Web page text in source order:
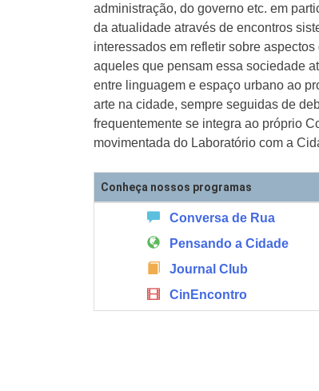
administração, do governo etc. em
da atualidade através de encontros
interessados em refletir sobre
aqueles que pensam essa sociedade
entre linguagem e espaço urbano ao
arte na cidade, sempre seguidas de
frequentemente se integra ao próprio
movimentada do Laboratório com a
Conheça nossos programas
Conversa de Rua
Pensando a Cidade
Journal Club
CinEncontro